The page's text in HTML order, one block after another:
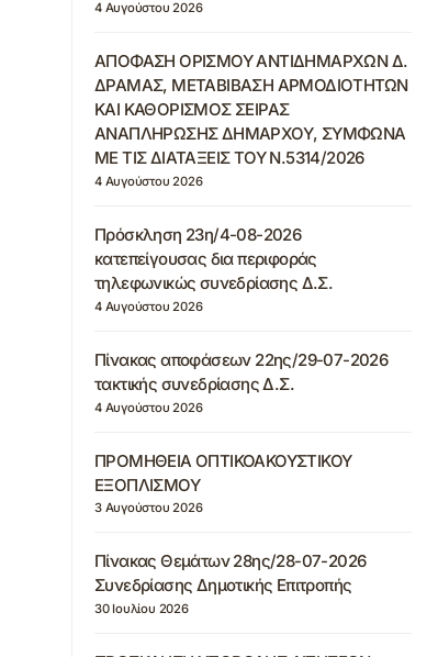
4 Αυγούστου 2026
ΑΠΟΦΑΣΗ ΟΡΙΣΜΟΥ ΑΝΤΙΔΗΜΑΡΧΩΝ Δ.
ΔΡΑΜΑΣ, ΜΕΤΑΒΙΒΑΣΗ ΑΡΜΟΔΙΟΤΗΤΩΝ
ΚΑΙ ΚΑΘΟΡΙΣΜΟΣ ΣΕΙΡΑΣ
ΑΝΑΠΛΗΡΩΣΗΣ ΔΗΜΑΡΧΟΥ, ΣΥΜΦΩΝΑ
ΜΕ ΤΙΣ ΔΙΑΤΑΞΕΙΣ ΤΟΥ Ν.5314/2026
4 Αυγούστου 2026
Πρόσκληση 23η/4-08-2026
κατεπείγουσας δια περιφοράς
τηλεφωνικώς συνεδρίασης Δ.Σ.
4 Αυγούστου 2026
Πίνακας αποφάσεων 22ης/29-07-2026
τακτικής συνεδρίασης Δ.Σ.
4 Αυγούστου 2026
ΠΡΟΜΗΘΕΙΑ ΟΠΤΙΚΟΑΚΟΥΣΤΙΚΟΥ
ΕΞΟΠΛΙΣΜΟΥ
3 Αυγούστου 2026
Πίνακας Θεμάτων 28ης/28-07-2026
Συνεδρίασης Δημοτικής Επιτροπής
30 Ιουλίου 2026